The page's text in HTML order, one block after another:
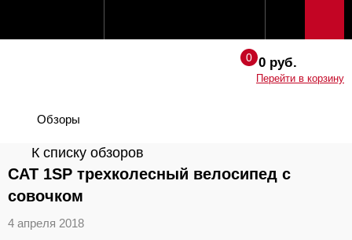
0 руб.
Перейти в корзину
Обзоры
CAT 1SP трехколесный велосипед с
совочком
К списку обзоров
4 апреля 2018